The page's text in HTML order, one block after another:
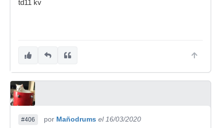
td11 kv
#406 por Mañodrums el 16/03/2020